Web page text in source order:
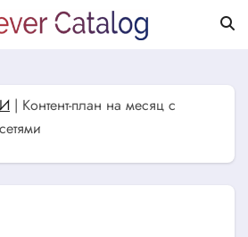
| Контент-план на месяц с